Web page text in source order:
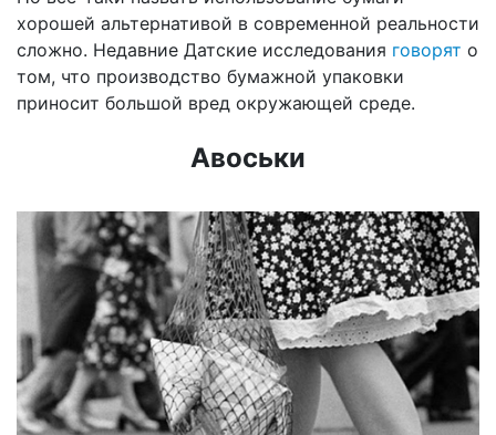
хорошей альтернативой в современной реальности
сложно. Недавние Датские исследования говорят о
том, что производство бумажной упаковки
приносит большой вред окружающей среде.
Авоськи